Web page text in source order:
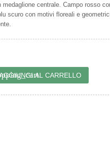
medaglione centrale. Campo rosso
scuro con motivi floreali e
AL CARRELLO